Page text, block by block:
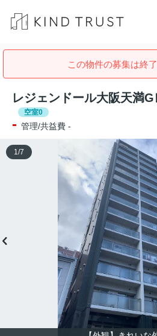
この物件の募集は終了
レジェンドール大阪天満
空室0
- 管理/共益費 -
1 /7